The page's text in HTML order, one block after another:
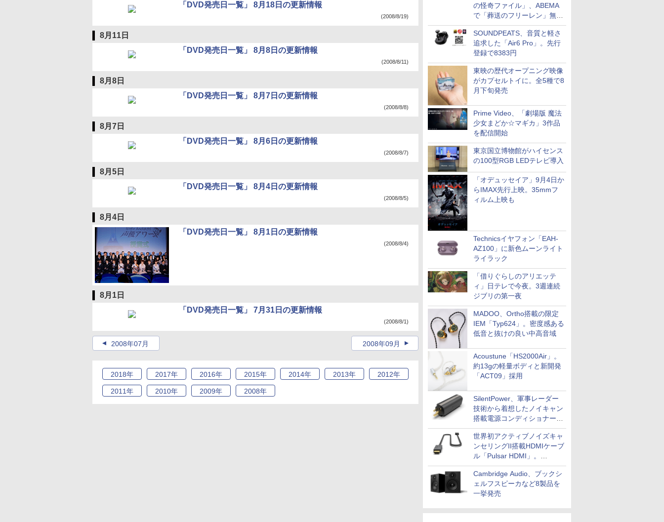
の怪奇ファイル」、ABEMA
で「葬送のフリーレン」無料
配信など。夏の特番・配信情
報
SOUNDPEATS、音質と軽さ
追求した「Air6 Pro」。先行
登録で8383円
東映の歴代オープニング映像
がカプセルトイに。全5種で8
月下旬発売
Prime Video、「劇場版 魔法
少女まどか☆マギカ」3作品
を配信開始
東京国立博物館がハイセンス
の100型RGB LEDテレビ導入
「オデュッセイア」9月4日か
らIMAX先行上映。35mmフ
ィルム上映も
Technicsイヤフォン「EAH-
AZ100」に新色ムーンライト
ライラック
「借りぐらしのアリエッテ
ィ」日テレで今夜。3週連続
ジブリの第一夜
MADOO、Ortho搭載の限定
IEM「Typ624」。密度感ある
低音と抜けの良い中高音域
Acoustune「HS2000Air」。
約13gの軽量ボディと新開発
「ACT09」採用
SilentPower、軍事レーダー
技術から着想したノイキャン
搭載電源コンディショナー
「AC iPurifier2」
世界初アクティブノイズキャ
ンセリングII搭載HDMIケーブ
ル「Pulsar HDMI」。
SilentPowerから
Cambridge Audio、ブックシ
ェルフスピーカなど8製品を
一挙発売
「DVD発売日一覧」 8月18日の更新情報
(2008/8/19)
8月11日
「DVD発売日一覧」 8月8日の更新情報
(2008/8/11)
8月8日
「DVD発売日一覧」 8月7日の更新情報
(2008/8/8)
8月7日
「DVD発売日一覧」 8月6日の更新情報
(2008/8/7)
8月5日
「DVD発売日一覧」 8月4日の更新情報
(2008/8/5)
8月4日
「DVD発売日一覧」 8月1日の更新情報
(2008/8/4)
8月1日
「DVD発売日一覧」 7月31日の更新情報
(2008/8/1)
2008年07月 2008年09月
2018年 2017年 2016年 2015年 2014年 2013年 2012年
2011年 2010年 2009年 2008年